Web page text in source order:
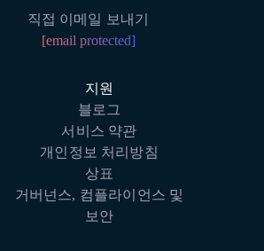
직접 이메일 보내기
[email protected]
지원
블로그
서비스 약관
개인정보 처리방침
상표
거버넌스, 컴플라이언스 및
보안